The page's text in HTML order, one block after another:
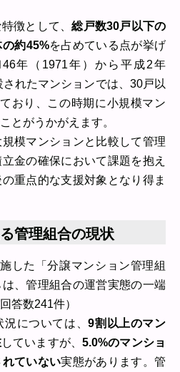
徴として、総戸数30戸以下の
約45%を占めている点が挙げ
年（1971年）から平成2年
されたマンションでは、30戸以
おり、この時期に小規模マン
とがうかがえます。
模マンションと比較して管理
金の確保において課題を抱え
重点的な支援対象となり得ま
管理組合の現状
した「分譲マンション管理組
、管理組合の運営実態の一端
答数241件）
況については、9割以上のマン
していますが、5.0%のマンショ
ていない実態があります。管